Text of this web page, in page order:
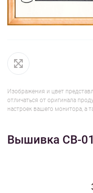
Изображения и цвет
отличаться от оригинала
настроек вашего монитора, а
Вышивка СВ-